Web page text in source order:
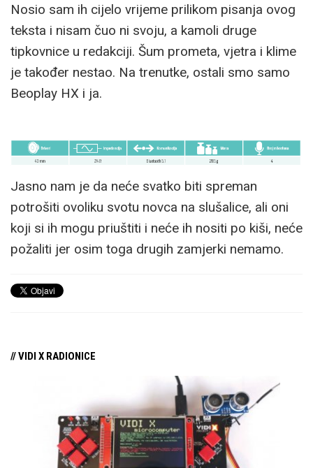
Nosio sam ih cijelo vrijeme prilikom pisanja ovog
teksta i nisam čuo ni svoju, a kamoli druge
tipkovnice u redakciji. Šum prometa, vjetra i klime
je također nestao. Na trenutke, ostali smo samo
Beoplay HX i ja.
Jasno nam je da neće svatko biti spreman
potrošiti ovoliku svotu novca na slušalice, ali oni
koji si ih mogu priuštiti i neće ih nositi po kiši, neće
požaliti jer osim toga drugih zamjerki nemamo.
// VIDI X RADIONICE